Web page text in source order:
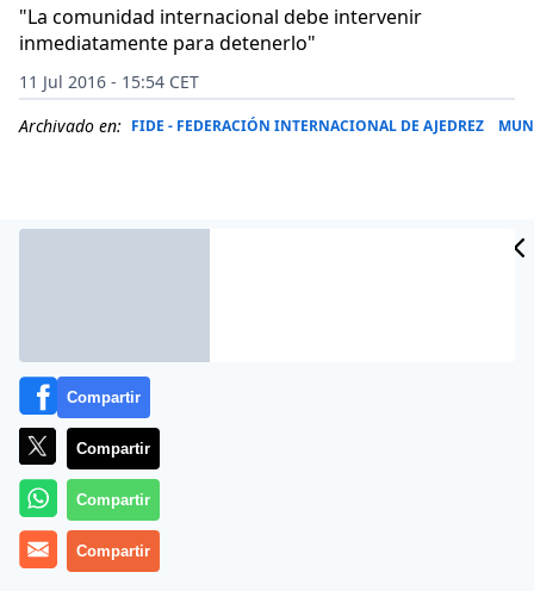
"La comunidad internacional debe intervenir
inmediatamente para detenerlo"
11 Jul 2016 - 15:54 CET
Archivado en: FIDE - FEDERACIÓN INTERNACIONAL DE AJEDREZ
Fides ).- «En Sudán del Sur se corre el peligro de sufrir
un genocidio. Escribirlo en letras grandes, para que
alguien de la comunidad internacional intervenga
Compartir
Compartir
Compartir
Compartir